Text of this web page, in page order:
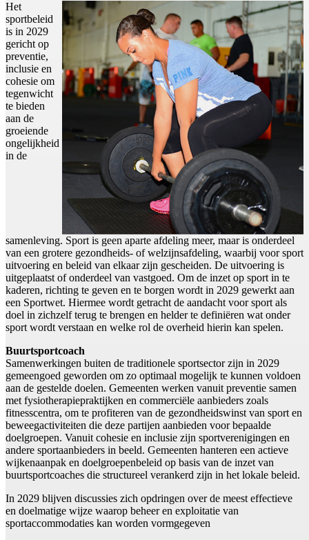
Het
sportbeleid
is in 2029
gericht op
preventie,
inclusie en
cohesie om
tegenwicht
te bieden
aan de
groeiende
ongelijkheid
in de
samenleving. Sport is geen aparte afdeling meer, maar is onderdeel
van een grotere gezondheids- of welzijnsafdeling, waarbij voor sport
uitvoering en beleid van elkaar zijn gescheiden. De uitvoering is
uitgeplaatst of onderdeel van vastgoed. Om de inzet op sport in te
kaderen, richting te geven en te borgen wordt in 2029 gewerkt aan
een Sportwet. Hiermee wordt getracht de aandacht voor sport als
doel in zichzelf terug te brengen en helder te definiëren wat onder
sport wordt verstaan en welke rol de overheid hierin kan spelen.
Buurtsportcoach
Samenwerkingen buiten de traditionele sportsector zijn in 2029
gemeengoed geworden om zo optimaal mogelijk te kunnen voldoen
aan de gestelde doelen. Gemeenten werken vanuit preventie samen
met fysiotherapiepraktijken en commerciële aanbieders zoals
fitnesscentra, om te profiteren van de gezondheidswinst van sport en
beweegactiviteiten die deze partijen aanbieden voor bepaalde
doelgroepen. Vanuit cohesie en inclusie zijn sportverenigingen en
andere sportaanbieders in beeld. Gemeenten hanteren een actieve
wijkenaanpak en doelgroepenbeleid op basis van de inzet van
buurtsportcoaches die structureel verankerd zijn in het lokale beleid.
In 2029 blijven discussies zich opdringen over de meest effectieve
en doelmatige wijze waarop beheer en exploitatie van
sportaccommodaties kan worden vormgegeven